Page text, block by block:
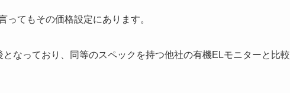
ってもその価格設定にあります。
なっており、同等のスペックを持つ他社の有機ELモニターと比較